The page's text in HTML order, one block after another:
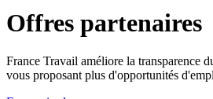
Offres partenaires
France Travail améliore la transparence
vous proposant plus d'opportunités